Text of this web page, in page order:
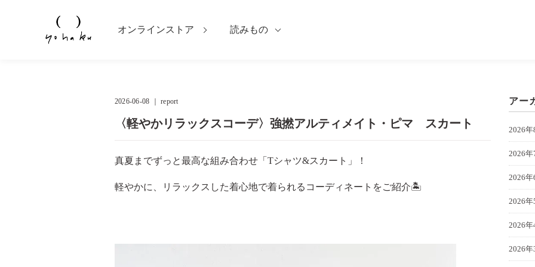
オンラインストア 読みもの
2026-06-08 ｜report
〈軽やかリラックスコーデ〉強撚アルティメイト・ピマ スカート
真夏までずっと最高な組み合わせ「Tシャツ&スカート」！
軽やかに、リラックスした着心地で着られるコーディネートをご紹介🏝️
アー
2026年
2026年
2026年
2026年
2026年
2026年